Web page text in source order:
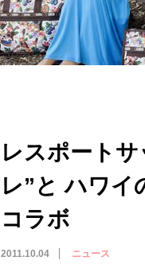
レスポート
レ”と ハワイ
コラボ
2011.10.04 ニュース